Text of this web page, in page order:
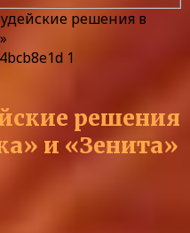
решения в
решения
и «Зенита»